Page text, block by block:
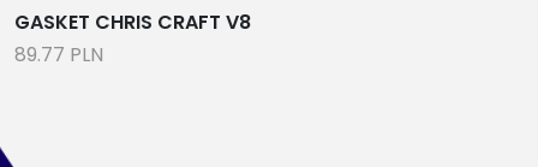
GASKET CHRIS CRAFT V8
89.77 PLN